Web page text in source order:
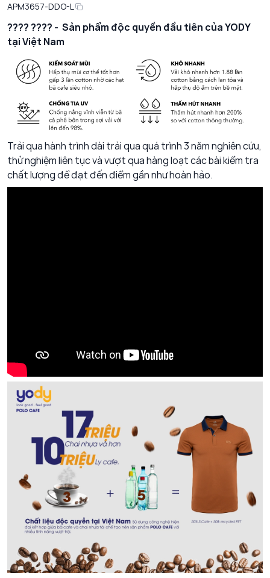
APM3657-DDO-L
???? ???? - Sản phẩm độc quyền đầu tiên của YODY
tại Việt Nam
Trải qua hành trình dài trải qua quá trình 3 năm nghiên cứu,
thử nghiệm liên tục và vượt qua hàng loạt các bài kiểm tra
chất lượng để đạt đến điểm gần như hoàn hảo.